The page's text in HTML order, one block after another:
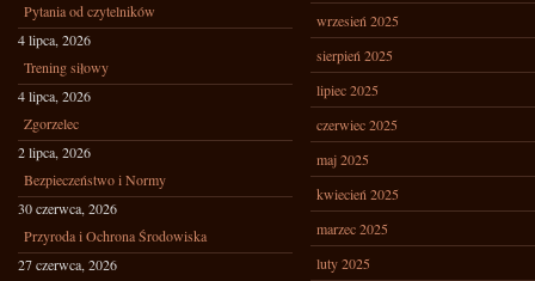
Pytania od czytelników
4 lipca, 2026
Trening siłowy
4 lipca, 2026
Zgorzelec
2 lipca, 2026
Bezpieczeństwo i Normy
30 czerwca, 2026
Przyroda i Ochrona Środowiska
27 czerwca, 2026
wrzesień 2025
sierpień 2025
lipiec 2025
czerwiec 2025
maj 2025
kwiecień 2025
marzec 2025
luty 2025